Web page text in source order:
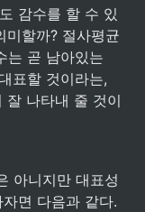
감수를 할 수 있
미할까? 절사평균
는 곧 남아있는
표할 것이라는,
잘 나타내 줄 것이
아니지만 대표성
면 다음과 같다.